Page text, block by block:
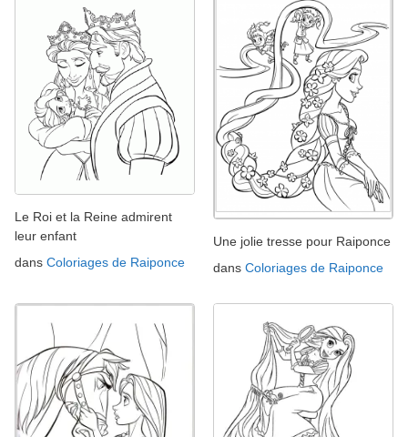
Le Roi et la Reine admirent
leur enfant
dans Coloriages de Raiponce
Une jolie tresse pour Raiponce
dans Coloriages de Raiponce